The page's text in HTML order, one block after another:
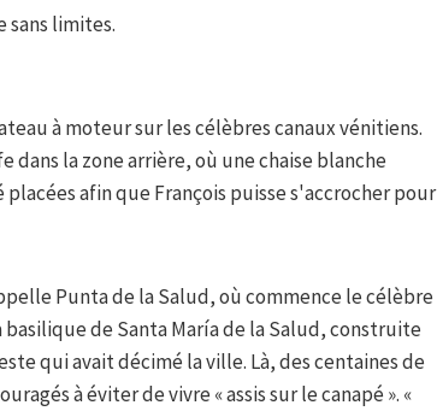
limites.
à moteur sur les célèbres canaux vénitiens.
la zone arrière, où une chaise blanche
afin que François puisse s'accrocher pour
Punta de la Salud, où commence le célèbre
de Santa María de la Salud, construite
qui avait décimé la ville. Là, des centaines de
à éviter de vivre « assis sur le canapé ». «